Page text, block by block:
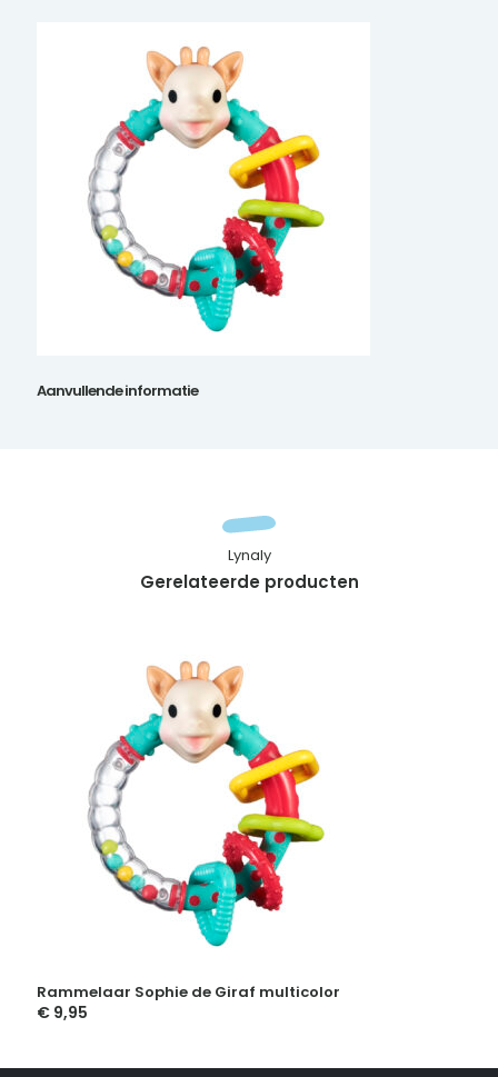
Aanvullende informatie
Gerelateerde producten
Lynaly
Rammelaar Sophie de Giraf multicolor
€ 9,95